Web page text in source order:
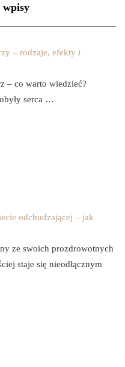
wpisy
– rodzaje, efekty i
– co warto wiedzieć?
serca …
odchudzającej – jak
ze swoich prozdrowotnych
staje się nieodłącznym